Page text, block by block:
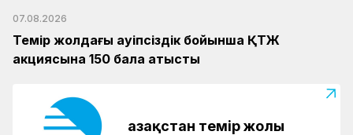
07.08.2026
Темір жолдағы қауіпсіздік бойынша ҚТЖ
акциясына 150 бала қатысты
Қазақстан темір жолы